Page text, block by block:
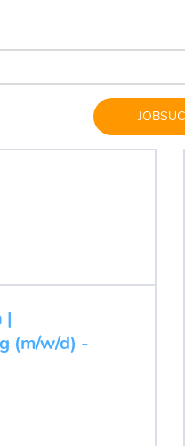
|
(m/w/d) -